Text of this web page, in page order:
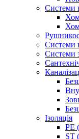
Системи
Системи
Системи
Ізоляція
PE
ST